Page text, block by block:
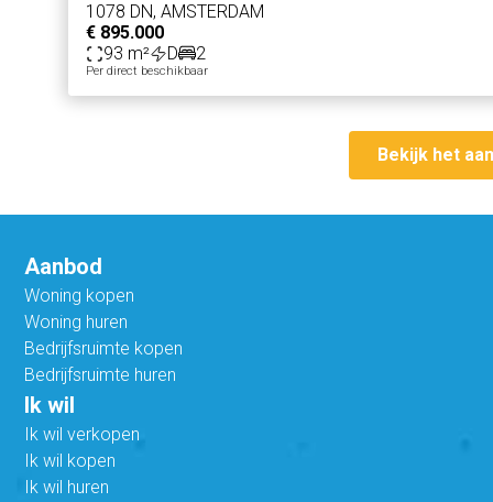
1078 DN, AMSTERDAM
€ 895.000
93 m²
D 2
Per direct beschikbaar
Bekijk het
Aanbod
Woning kopen
Woning huren
Bedrijfsruimte kopen
Bedrijfsruimte huren
Ik wil
Ik wil verkopen
Ik wil kopen
Ik wil huren